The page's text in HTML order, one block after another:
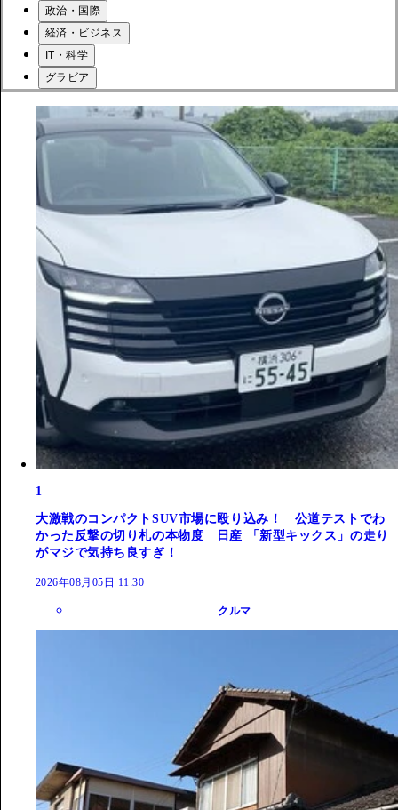
政治・国際
経済・ビジネス
IT・科学
グラビア
1
大激戦のコンパクトSUV市場に殴り込み！ 公道テストでわ
かった反撃の切り札の本物度 日産 「新型キックス」の走り
がマジで気持ち良すぎ！
2026年08月05日 11:30
クルマ